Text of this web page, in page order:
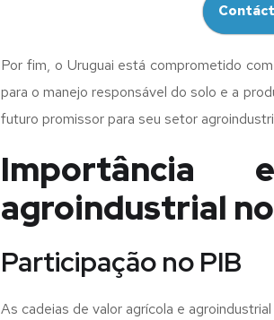
Por fim, o Uruguai está comprometido
para o manejo responsável do solo e a
futuro promissor para seu setor
Importância
agroindustrial
Participação no PIB
As cadeias de valor agrícola e